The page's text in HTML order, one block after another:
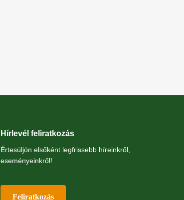
Hírlevél feliratkozás
Értesüljön elsőként legfrissebb híreinkről,
eseményeinkről!
Feliratkozás